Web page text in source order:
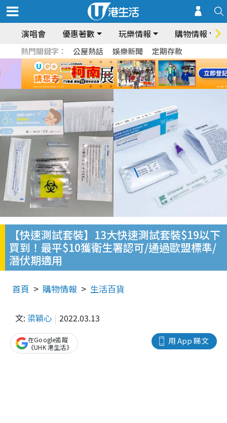
演唱會 優惠著數 玩樂情報 購物情報
熱門關鍵字： 公屋熱話 娛樂新聞 定期存款
【快速測試套裝】13大快速測試套裝$19以下
買到！最平$10獲衛生署認可/通過歐盟標準/
潛伏期適用
首頁 購物情報 生活百貨
文: 梁穎心 2022.03.13
用 App 睇文
在Google追蹤
《UHK 港生活》